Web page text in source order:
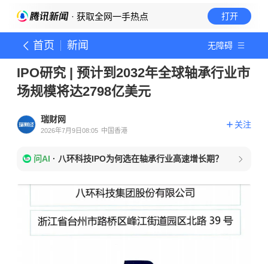
· 获取全网一手热点 打开
首页 新闻 无障碍
IPO研究 | 预计到2032年全球轴承行业市
场规模将达2798亿美元
瑞财网
2026年7月9日08:05 中国香港
关注
问AI · 八环科技IPO为何选在轴承行业高速增长期？